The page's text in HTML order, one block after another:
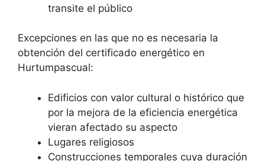
transite el público
Excepciones en las que no es necesaria la
obtención del certificado energético en
Hurtumpascual:
Edificios con valor cultural o histórico que
por la mejora de la eficiencia energética
vieran afectado su aspecto
Lugares religiosos
Construcciones temporales cuya duración